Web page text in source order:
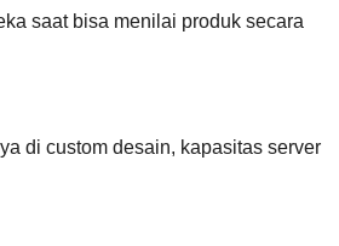
saat bisa menilai produk secara
di custom desain, kapasitas server